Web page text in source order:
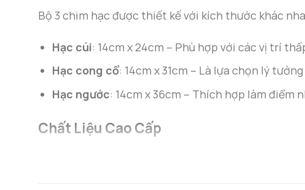
Bộ 3 chim hạc được thiết kế với kích thước khác
Hạc cúi: 14cm x 24cm – Phù hợp với các vị trí
Hạc cong cổ: 14cm x 31cm – Là lựa chọn lý
Hạc ngước: 14cm x 36cm – Thích hợp làm điểm
Chất Liệu Cao Cấp
: Đảm bảo độ bền cao,